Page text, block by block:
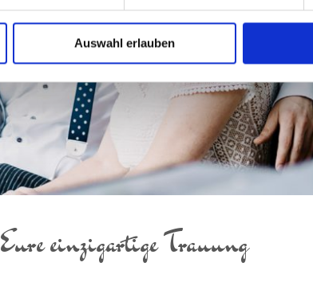
Auswahl erlauben
Eure einzigartige Trauung